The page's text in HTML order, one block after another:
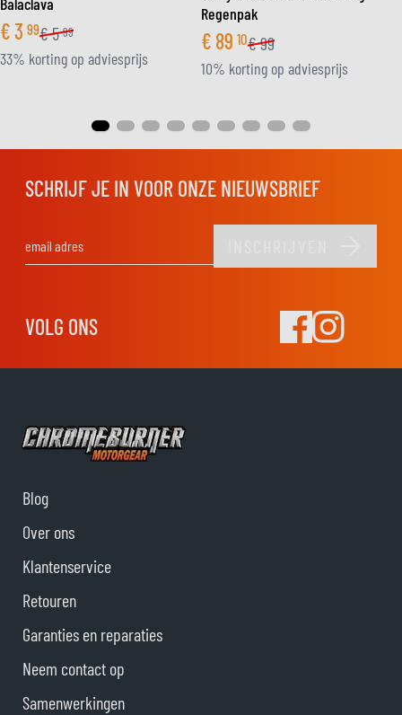
€3 99€5 99
33% korting op adviesprijs
Regenpak
€ 89 10€99
10% korting op adviesprijs
SCHRIJF JE IN VOOR ONZE NIEUWSBRIEF
VOLG ONS
Blog
Over ons
Klantenservice
Retouren
Garanties en reparaties
Neem contact op
Samenwerkingen